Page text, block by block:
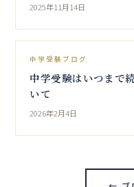
2025年11月14日
中学受験ブログ
中学受験はいつまで
いて
2026年2月4日